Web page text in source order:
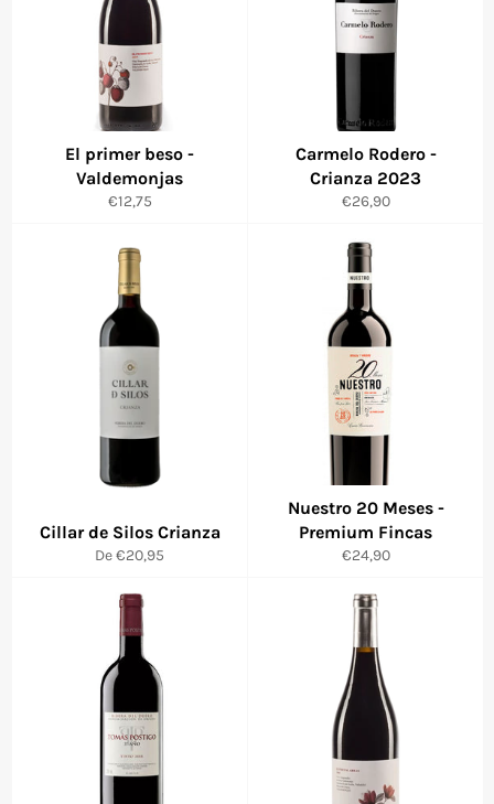
El primer beso -
Valdemonjas
Precio
€12,75
Carmelo Rodero -
Crianza 2023
Precio
€26,90
Cillar de Silos Crianza
De €20,95
Nuestro 20 Meses -
Premium Fincas
Precio
€24,90